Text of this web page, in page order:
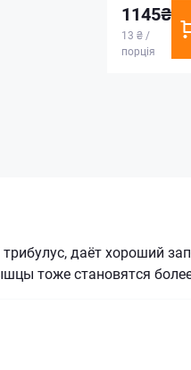
1145₴
13 ₴ /
порція
даёт хороший
тоже становятся